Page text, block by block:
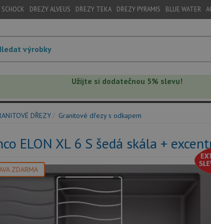
DŘEZY ALVEUS DŘEZY TEKA DŘEZY PYRAMIS BLUE WATER
Užijte si dodatečnou 5% slevu!
DŘEZY Granitové dřezy s odkapem
ELON XL 6 S šedá skála +
ZDARMA